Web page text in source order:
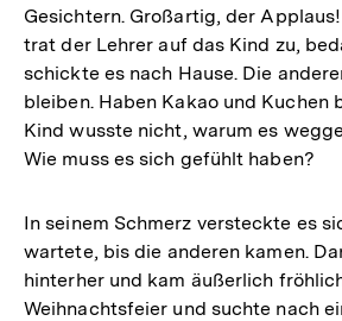
Gesichtern. Großartig, der
trat der Lehrer auf das Kind zu,
schickte es nach Hause. Die
bleiben. Haben Kakao und Kuchen
Kind wusste nicht, warum es
Wie muss es sich gefühlt haben?
In seinem Schmerz versteckte es
wartete, bis die anderen kamen.
hinterher und kam äußerlich
Weihnachtsfeier und suchte nach